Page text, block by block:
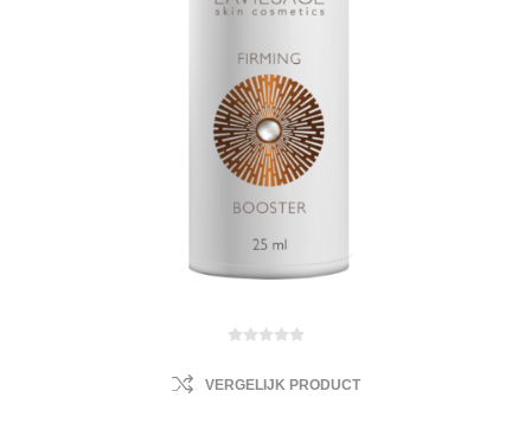
VERGELIJK PRODUCT